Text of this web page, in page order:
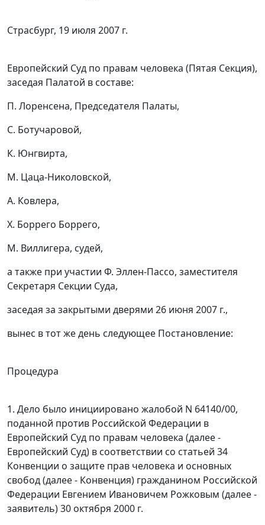
Страсбург, 19 июля 2007 г.
Европейский Суд по правам человека (Пятая Секция),
заседая Палатой в составе:
П. Лоренсена, Председателя Палаты,
С. Ботучаровой,
К. Юнгвирта,
М. Цаца-Николовской,
А. Ковлера,
Х. Боррего Боррего,
М. Виллигера, судей,
а также при участии Ф. Эллен-Пассо, заместителя
Секретаря Секции Суда,
заседая за закрытыми дверями 26 июня 2007 г.,
вынес в тот же день следующее Постановление:
Процедура
1. Дело было инициировано жалобой N 64140/00,
поданной против Российской Федерации в
Европейский Суд по правам человека (далее -
Европейский Суд) в соответствии со статьей 34
Конвенции о защите прав человека и основных
свобод (далее - Конвенция) гражданином Российской
Федерации Евгением Ивановичем Рожковым (далее -
заявитель) 30 октября 2000 г.